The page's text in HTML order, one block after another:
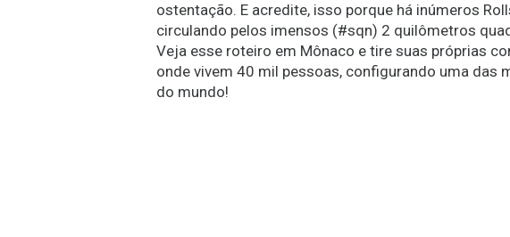
ostentação. E acredite, isso porque há inúmeros
circulando pelos imensos (#sqn) 2 quilômetros
Veja esse roteiro em Mônaco e tire suas próprias
onde vivem 40 mil pessoas, configurando uma das
do mundo!